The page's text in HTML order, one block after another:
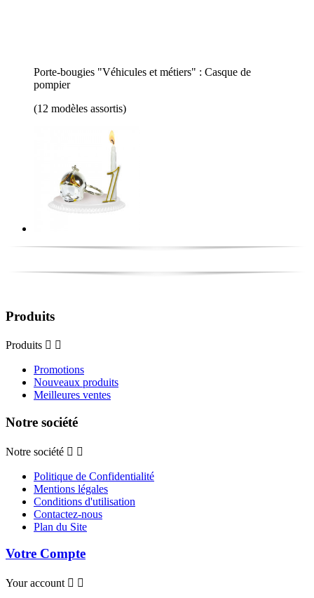
Porte-bougies "Véhicules et métiers" : Casque de
pompier
(12 modèles assortis)
Produits
Produits  
Promotions
Nouveaux produits
Meilleures ventes
Notre société
Notre société  
Politique de Confidentialité
Mentions légales
Conditions d'utilisation
Contactez-nous
Plan du Site
Votre Compte
Your account  